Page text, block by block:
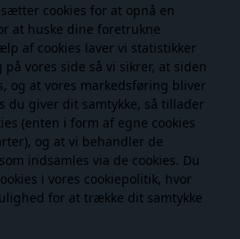
cookies for at opnå en
at huske dine foretrukne
af cookies laver vi statistikker
vores side så vi sikrer, at siden
og at vores markedsføring bliver
du giver dit samtykke, så tillader
(enten i form af egne cookies
og at vi behandler de
indsamles via de cookies. Du
i vores cookiepolitik, hvor
for at trække dit samtykke
Friihof + Siig. Heart Double
som giver et flot spil. Øreingen
nederste hjerte er sat på med
lidt bevægelse til øreringen. Virkelig
i højden.